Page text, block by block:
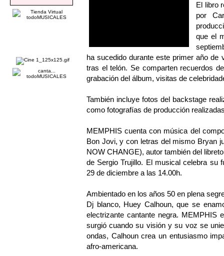
El libro
por
que el
ha sucedido durante este primer año de
tras el telón. Se comparten recuerdos
grabación del álbum, visitas de
También incluye fotos del backstage
como fotografías de producción
MEMPHIS cuenta con música del
Bon Jovi, y con letras del mismo Bryan
NOW CHANGE), autor también del
de Sergio Trujillo. El musical celebra su
29 de diciembre a las 14.00h.
Ambientado en los años 50 en plena
Dj blanco, Huey Calhoun, que se
electrizante cantante negra. MEMPHIS
surgió cuando su visión y su voz se
ondas, Calhoun crea un entusiasmo
afro-americana.